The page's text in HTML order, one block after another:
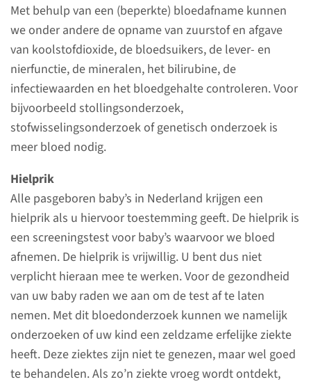
Met behulp van een (beperkte) bloedafname kunnen
we onder andere de opname van zuurstof en afgave
van koolstofdioxide, de bloedsuikers, de lever- en
nierfunctie, de mineralen, het bilirubine, de
infectiewaarden en het bloedgehalte controleren. Voor
bijvoorbeeld stollingsonderzoek,
stofwisselingsonderzoek of genetisch onderzoek is
meer bloed nodig.
Hielprik
Alle pasgeboren baby’s in Nederland krijgen een
hielprik als u hiervoor toestemming geeft. De hielprik is
een screeningstest voor baby’s waarvoor we bloed
afnemen. De hielprik is vrijwillig. U bent dus niet
verplicht hieraan mee te werken. Voor de gezondheid
van uw baby raden we aan om de test af te laten
nemen. Met dit bloedonderzoek kunnen we namelijk
onderzoeken of uw kind een zeldzame erfelijke ziekte
heeft. Deze ziektes zijn niet te genezen, maar wel goed
te behandelen. Als zo’n ziekte vroeg wordt ontdekt,
proberen we u zo goed
mogelijk te informeren.
Contact
Afdeling Neonatologie
Onderzoeken